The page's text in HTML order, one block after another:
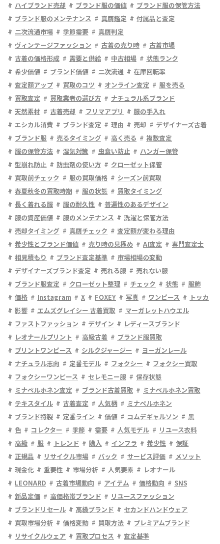
ハイブランド売却
ブランド服の価値
ブランド服の保管方法
ブランド服のメンテナンス
真贋鑑定
付属品と査定
二次流通市場
季節需要
真贋判定
ヴィンテージファッション
古着の売り時
古着市場
古着の価格形成
需要と供給 中古相場
状態ランク
希少価値
ブランド価値 二次流通
在庫回転率
査定額アップ
買取のコツ オンライン査定
服を売る
買取査定
買取業者の選び方
ナチュラル系ブランド
天然素材
古着売却 フリマアプリ
服の手入れ
エシカル消費
ブランド査定 理由 売却
デザイナーズ古着
ブランド服
売るタイミング 高く売る
複数査定
服の保管方法
湿気対策 虫食い防止
ハンガー保管
型崩れ防止
防虫剤の使い方
クローゼット保管
買取前チェック
服の買取価格
シーズン前買取
春夏秋冬の買取時期
服の状態
買取タイミング
長く着れる服
服の耐久性
普遍性のあるデザイン
服の資産価値
服のメンテナンス
洗濯と保管方法
売却タイミング
真贋チェック
査定額が変わる理由
希少性とブランド価値
売り時の見極め AI査定
専門査定士
相見積もり
ブランド査定基準
市場相場の変動
デザイナーズブランド査定
売れる服
売れない服
ブランド服査定
クローゼット整理 チェック 状態
服飾
価格
Instagram X FOXEY 写真 ワンピース
トッカ
影響
エムズグレイシー 古着買取
マーガレットハウエル
ファストファッション
デザイン
レディースブランド
レオナールプリント
高級古着
ブランド服買取
プリントワンピース
シルクジャージー
ヨーガンレール
ナチュラル志向
定番モデル フォクシー
フォクシー買取
フォクシーワンピース
セレモニー服
保存状態
ミナペルホネン査定
ブランド古着買取
ミナペルホネン買取
テキスタイル
古着査定 人気柄
ミナペルホネン
ブランド特製
定番ライン 価値 コムデギャルソン
黒
色
コレクター 季節 需要 人気モデル
リユース衣料
高級
服 トレンド 購入 インフラ 希少性
保証
正規品
リサイクル市場 バック サービス評価
メソット
現金化
重要性 市場分析 人気要素
レオナール
LEONARD
古着市場動向 アイテム 価格動向
SNS
新品定価
高価格帯ブランド
リユースファッション
ブランドリセール
高級ブランド
セカンドハンドウェア
買取市場分析
価格変動 買取方法
プレミアムブランド
リサイクルウェア
買取プロセス
査定基準